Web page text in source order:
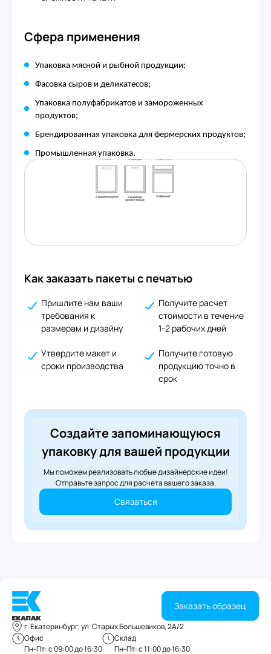
Сфера применения
Упаковка мясной и рыбной продукции;
Фасовка сыров и деликатесов;
Упаковка полуфабрикатов и замороженных
продуктов;
Брендированная упаковка для фермерских продуктов;
Промышленная упаковка.
Как заказать пакеты с печатью
Пришлите нам ваши
требования к
размерам и дизайну
Получите расчет
стоимости в течение
1-2 рабочих дней
Утвердите макет и
сроки производства
Получите готовую
продукцию точно в
срок
Создайте запоминающуюся
упаковку для вашей продукции
Мы поможем реализовать любые дизайнерские идеи!
Отправьте запрос для расчета вашего заказа.
Связаться
Заказать образец
г. Екатеринбург, ул. Старых Большевиков, 2А/2
Офис
Пн-Пт: с 09:00 до 16:30
Склад
Пн-Пт: с 11:00 до 16:30